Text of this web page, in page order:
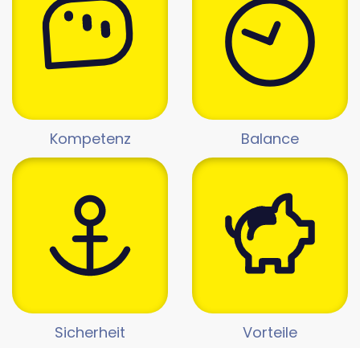
Kompetenz Balance
Sicherheit Vorteile